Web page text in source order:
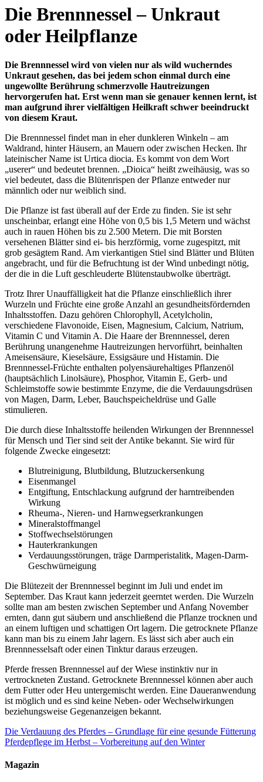
Die Brennnessel – Unkraut
oder Heilpflanze
Die Brennnessel wird von vielen nur als wild wucherndes
Unkraut gesehen, das bei jedem schon einmal durch eine
ungewollte Berührung schmerzvolle Hautreizungen
hervorgerufen hat. Erst wenn man sie genauer kennen lernt, ist
man aufgrund ihrer vielfältigen Heilkraft schwer beeindruckt
von diesem Kraut.
Die Brennnessel findet man in eher dunkleren Winkeln – am
Waldrand, hinter Häusern, an Mauern oder zwischen Hecken. Ihr
lateinischer Name ist Urtica diocia. Es kommt von dem Wort
„userer“ und bedeutet brennen. „Dioica“ heißt zweihäusig, was so
viel bedeutet, dass die Blütenrispen der Pflanze entweder nur
männlich oder nur weiblich sind.
Die Pflanze ist fast überall auf der Erde zu finden. Sie ist sehr
unscheinbar, erlangt eine Höhe von 0,5 bis 1,5 Metern und wächst
auch in rauen Höhen bis zu 2.500 Metern. Die mit Borsten
versehenen Blätter sind ei- bis herzförmig, vorne zugespitzt, mit
grob gesägtem Rand. Am vierkantigen Stiel sind Blätter und Blüten
angebracht, und für die Befruchtung ist der Wind unbedingt nötig,
der die in die Luft geschleuderte Blütenstaubwolke überträgt.
Trotz Ihrer Unauffälligkeit hat die Pflanze einschließlich ihrer
Wurzeln und Früchte eine große Anzahl an gesundheitsfördernden
Inhaltsstoffen. Dazu gehören Chlorophyll, Acetylcholin,
verschiedene Flavonoide, Eisen, Magnesium, Calcium, Natrium,
Vitamin C und Vitamin A. Die Haare der Brennnessel, deren
Berührung unangenehme Hautreizungen hervorführt, beinhalten
Ameisensäure, Kieselsäure, Essigsäure und Histamin. Die
Brennnessel-Früchte enthalten polyensäurehaltiges Pflanzenöl
(hauptsächlich Linolsäure), Phosphor, Vitamin E, Gerb- und
Schleimstoffe sowie bestimmte Enzyme, die die Verdauungsdrüsen
von Magen, Darm, Leber, Bauchspeicheldrüse und Galle
stimulieren.
Die durch diese Inhaltsstoffe heilenden Wirkungen der Brennnessel
für Mensch und Tier sind seit der Antike bekannt. Sie wird für
folgende Zwecke eingesetzt:
Blutreinigung, Blutbildung, Blutzuckersenkung
Eisenmangel
Entgiftung, Entschlackung aufgrund der harntreibenden
Wirkung
Rheuma-, Nieren- und Harnwegserkrankungen
Mineralstoffmangel
Stoffwechselstörungen
Hauterkrankungen
Verdauungsstörungen, träge Darmperistalitk, Magen-Darm-
Geschwürneigung
Die Blütezeit der Brennnessel beginnt im Juli und endet im
September. Das Kraut kann jederzeit geerntet werden. Die Wurzeln
sollte man am besten zwischen September und Anfang November
ernten, dann gut säubern und anschließend die Pflanze trocknen und
an einem luftigen und schattigen Ort lagern. Die getrocknete Pflanze
kann man bis zu einem Jahr lagern. Es lässt sich aber auch ein
Brennnesselsaft oder einen Tinktur daraus erzeugen.
Pferde fressen Brennnessel auf der Wiese instinktiv nur in
vertrockneten Zustand. Getrocknete Brennnessel können aber auch
dem Futter oder Heu untergemischt werden. Eine Daueranwendung
ist möglich und es sind keine Neben- oder Wechselwirkungen
beziehungsweise Gegenanzeigen bekannt.
Die Verdauung des Pferdes – Grundlage für eine gesunde Fütterung
Pferdepflege im Herbst – Vorbereitung auf den Winter
Magazin